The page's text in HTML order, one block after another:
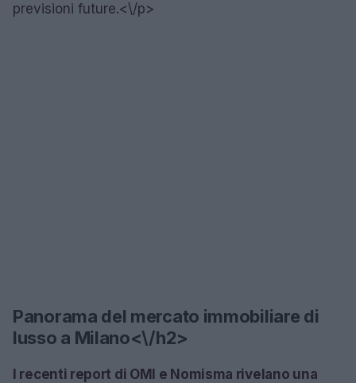
previsioni future.<\/p>
Panorama del mercato immobiliare di
lusso a Milano<\/h2>
I recenti report di OMI e Nomisma rivelano una